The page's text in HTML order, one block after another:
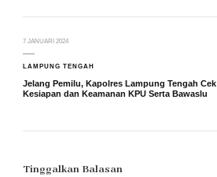
7 JANUARI 2024
LAMPUNG TENGAH
Jelang Pemilu, Kapolres Lampung Tengah Cek
Kesiapan dan Keamanan KPU Serta Bawaslu
Tinggalkan Balasan